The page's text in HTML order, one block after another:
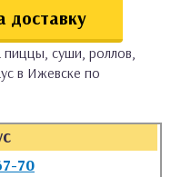
доставку
пиццы, суши, роллов,
в Ижевске по
70